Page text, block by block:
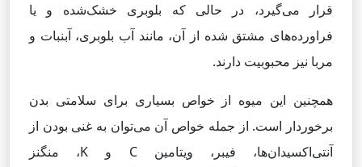
قرار می‌گیرد، در حالی که بلوبری خشک‌شده و یا
فراورده‌های مشتق شده از آن، مانند آب بلوبری، آبنبات و
مربا نیز محبوبیت دارند.
همچنین این میوه از خواص بسیاری برای سلامتی بدن
برخوردار است. از جمله خواص آن می‌توان به غنی بودن از
آنتی‌اکسیدان‌ها، فیبر، ویتامین C و K، منگنز